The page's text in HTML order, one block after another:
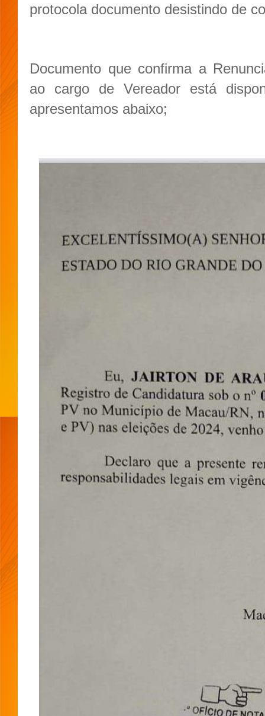
protocola documento desistindo de
Documento que confirma a
ao cargo de Vereador está
apresentamos abaixo;